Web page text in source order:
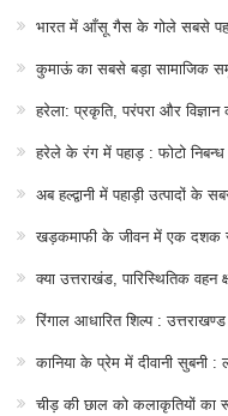
भारत में आँसू गैस के गोले सबसे
कुमाऊं का सबसे बड़ा सामाजिक
हरेला: प्रकृति, परंपरा और
हरेले के रंग में पहाड़ : फोटो निबन्ध
अब हल्द्वानी में पहाड़ी उत्पादों के
खड़कमाफी के जीवन में एक दशक
क्या उत्तराखंड, पारिस्थितिक
रिंगाल आधारित शिल्प :
कानिया के प्रेम में दीवानी सुबनी
चीड़ की छाल को कलाकृतियों का